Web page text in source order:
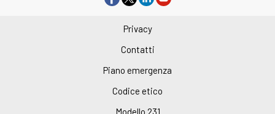
Privacy
Contatti
Piano emergenza
Codice etico
Modello 231